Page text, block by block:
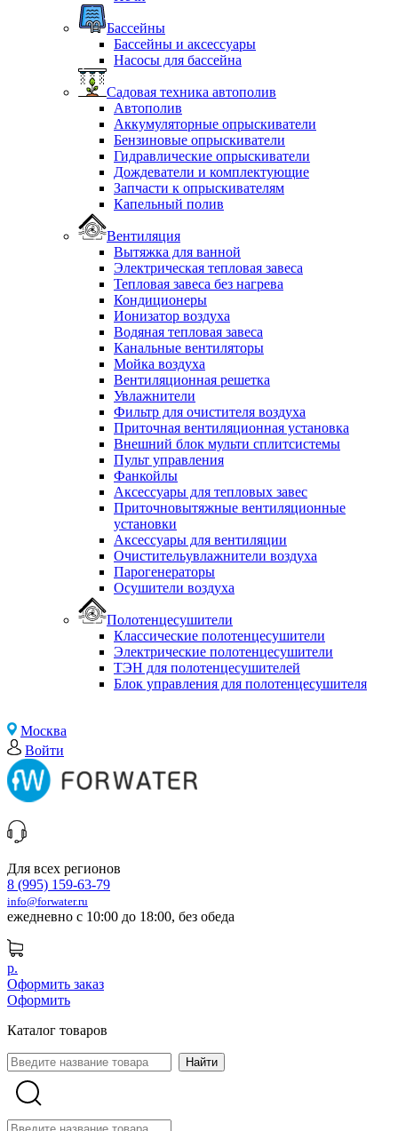
Бассейны
Бассейны и аксессуары
Насосы для бассейна
Садовая техника автополив
Автополив
Аккумуляторные опрыскиватели
Бензиновые опрыскиватели
Гидравлические опрыскиватели
Дождеватели и комплектующие
Запчасти к опрыскивателям
Капельный полив
Вентиляция
Вытяжка для ванной
Электрическая тепловая завеса
Тепловая завеса без нагрева
Кондиционеры
Ионизатор воздуха
Водяная тепловая завеса
Канальные вентиляторы
Мойка воздуха
Вентиляционная решетка
Увлажнители
Фильтр для очистителя воздуха
Приточная вентиляционная установка
Внешний блок мульти сплитсистемы
Пульт управления
Фанкойлы
Аксессуары для тепловых завес
Приточновытяжные вентиляционные
установки
Аксессуары для вентиляции
Очистительувлажнители воздуха
Парогенераторы
Осушители воздуха
Полотенцесушители
Классические полотенцесушители
Электрические полотенцесушители
ТЭН для полотенцесушителей
Блок управления для полотенцесушителя
Москва
Войти
Для всех регионов
8 (995) 159-63-79
info@forwater.ru
ежедневно с 10:00 до 18:00, без обеда
р.
Оформить заказ
Оформить
Каталог товаров